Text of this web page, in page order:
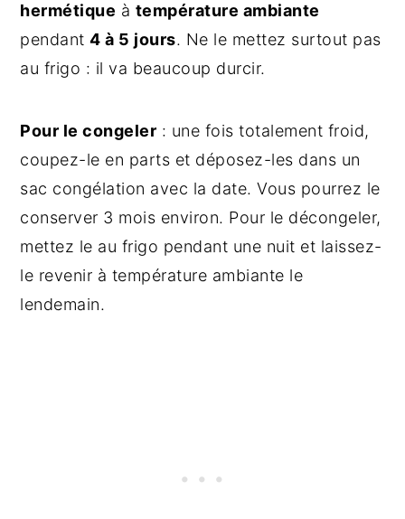
hermétique à température ambiante
pendant4 à 5 jours. Ne le mettez surtout pas
au frigo : il va beaucoup durcir.
Pour le congeler : une fois totalement froid,
coupez-le en parts et déposez-les dans un
sac congélation avec la date. Vous pourrez le
conserver 3 mois environ. Pour le décongeler,
mettez le au frigo pendant une nuit et laissez-
le revenir à température ambiante le
lendemain.